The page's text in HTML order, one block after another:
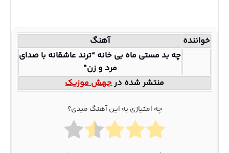
خواننده
آهنگ
چه بد مستی ماه بی خانه “ترند عاشقانه با صدای
مرد و زن”
منتشر شده درجهش موزیک
چه امتیازی به این آهنگ میدی؟